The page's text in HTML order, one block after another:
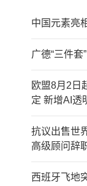
中国元素亮
广德“三件套
欧盟8月2日
定 新增AI透
抗议出售世
高级顾问辞
西班牙飞地